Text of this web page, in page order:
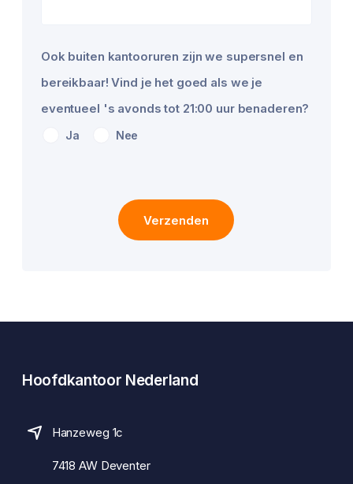
Ook buiten kantooruren zijn we supersnel en
bereikbaar! Vind je het goed als we je
eventueel 's avonds tot 21:00 uur benaderen?
Ja Nee
Verzenden
Hoofdkantoor Nederland
Hanzeweg 1c
7418 AW Deventer